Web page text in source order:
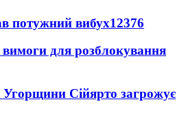
потужний вибух12376
для розблокування
Сійярто загрожує